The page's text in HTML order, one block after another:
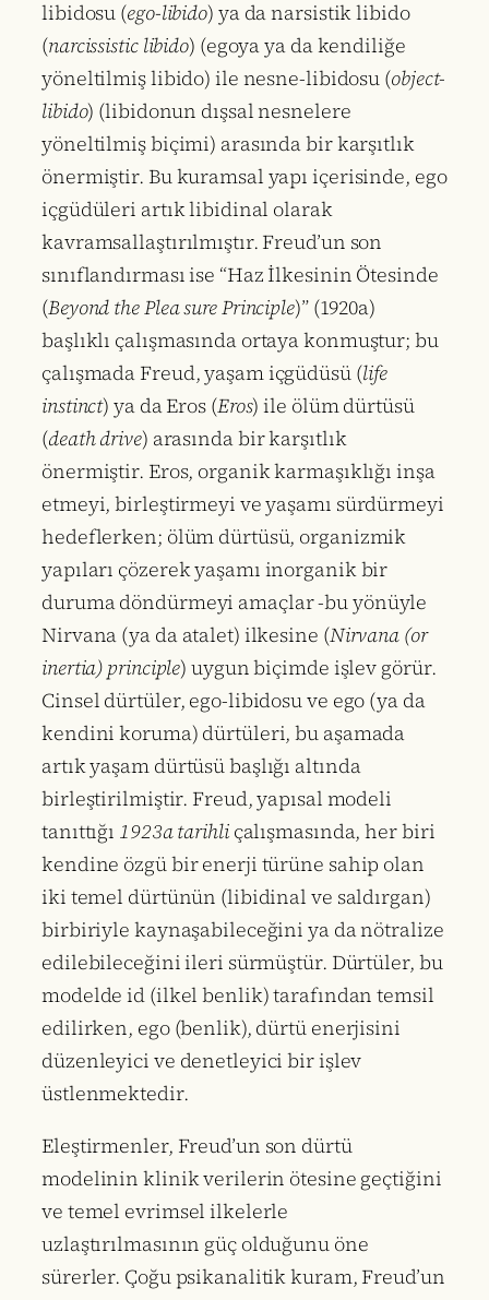
libidosu (ego-libido) ya da narsistik libido
(narcissistic libido) (egoya ya da kendiliğe
yöneltilmiş libido) ile nesne-libidosu (object-
libido) (libidonun dışsal nesnelere
yöneltilmiş biçimi) arasında bir karşıtlık
önermiştir. Bu kuramsal yapı içerisinde, ego
içgüdüleri artık libidinal olarak
kavramsallaştırılmıştır. Freud’un son
sınıflandırması ise “Haz İlkesinin Ötesinde
(Beyond the Plea sure Principle)” (1920a)
başlıklı çalışmasında ortaya konmuştur; bu
çalışmada Freud, yaşam içgüdüsü (life
instinct) ya da Eros (Eros) ile ölüm dürtüsü
(death drive) arasında bir karşıtlık
önermiştir. Eros, organik karmaşıklığı inşa
etmeyi, birleştirmeyi ve yaşamı sürdürmeyi
hedeflerken; ölüm dürtüsü, organizmik
yapıları çözerek yaşamı inorganik bir
duruma döndürmeyi amaçlar -bu yönüyle
Nirvana (ya da atalet) ilkesine (Nirvana (or
inertia) principle) uygun biçimde işlev görür.
Cinsel dürtüler, ego-libidosu ve ego (ya da
kendini koruma) dürtüleri, bu aşamada
artık yaşam dürtüsü başlığı altında
birleştirilmiştir. Freud, yapısal modeli
tanıttığı 1923a tarihliçalışmasında, her biri
kendine özgü bir enerji türüne sahip olan
iki temel dürtünün (libidinal ve saldırgan)
birbiriyle kaynaşabileceğini ya da nötralize
edilebileceğini ileri sürmüştür. Dürtüler, bu
modelde id (ilkel benlik) tarafından temsil
edilirken, ego (benlik), dürtü enerjisini
düzenleyici ve denetleyici bir işlev
üstlenmektedir.
Eleştirmenler, Freud’un son dürtü
modelinin klinik verilerin ötesine geçtiğini
ve temel evrimsel ilkelerle
uzlaştırılmasının güç olduğunu öne
sürerler. Çoğu psikanalitik kuram, Freud’un